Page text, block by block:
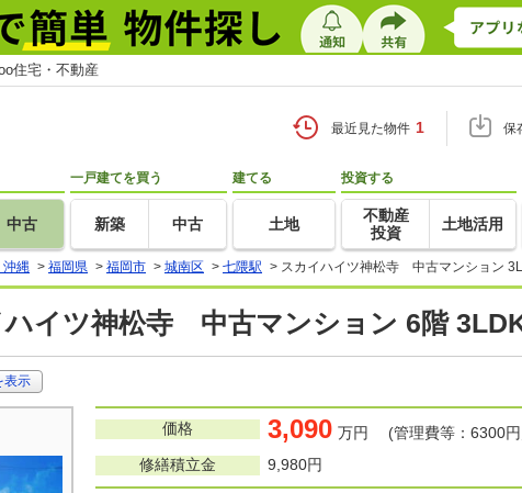
住宅・不動産
最近見た物件 1 保
中古
一戸建てを買う
新築 中古
建てる
土地
投資する
不動産
投資
土地活用
沖縄 > 福岡県 > 福岡市 > 城南区 > 七隈駅 > スカイハイツ神松寺 中古マンション
ハイツ神松寺 中古マンション 6階
表示
価格 3,090 万円 (管理費等：6300円
修繕積立金
9,980円